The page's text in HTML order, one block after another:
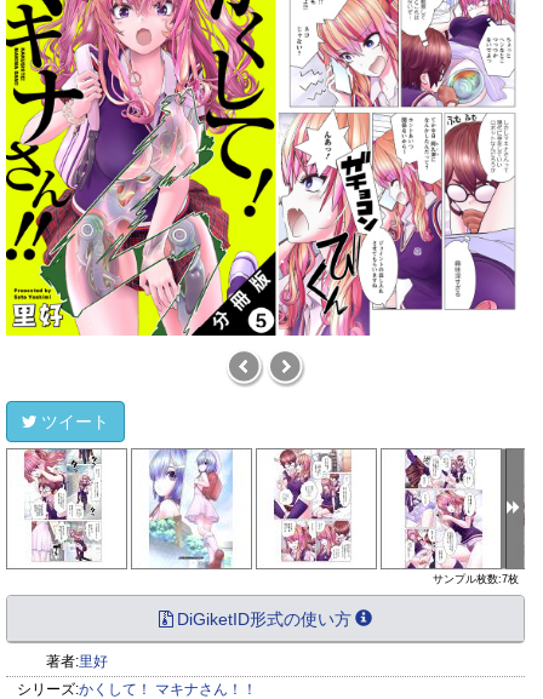
ツイート
サンプル枚数:7枚
DiGiketID形式の使い方
著者:里好
シリーズ:かくして！ マキナさん！！